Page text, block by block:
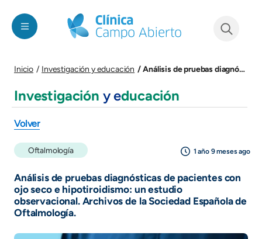
Inicio Investigación y educación Análisis de pruebas diagnósticas de pacientes con ojo seco e hipotiroidismo: un estudio observacional. Archivos de la Sociedad Española de Oftalmología.
Investigación y educación
Volver
Oftalmología
Análisis de pruebas diagnósticas de pacientes con
ojo seco e hipotiroidismo: un estudio
observacional. Archivos de la Sociedad Española de
Oftalmología.
1 año 9 meses ago